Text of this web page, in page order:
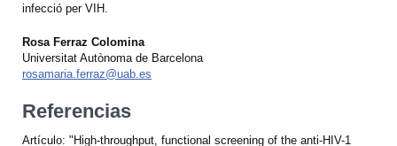
infecció per VIH.
Rosa Ferraz Colomina
Universitat Autònoma de Barcelona
rosamaria.ferraz@uab.es
Referencias
Artículo: "High-throughput, functional screening of the anti-HIV-1